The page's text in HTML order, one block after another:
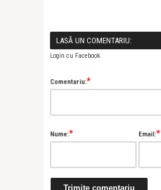
LASĂ UN COMENTARIU:
Login cu Facebook
Comentariu:*
Nume:* Email:*